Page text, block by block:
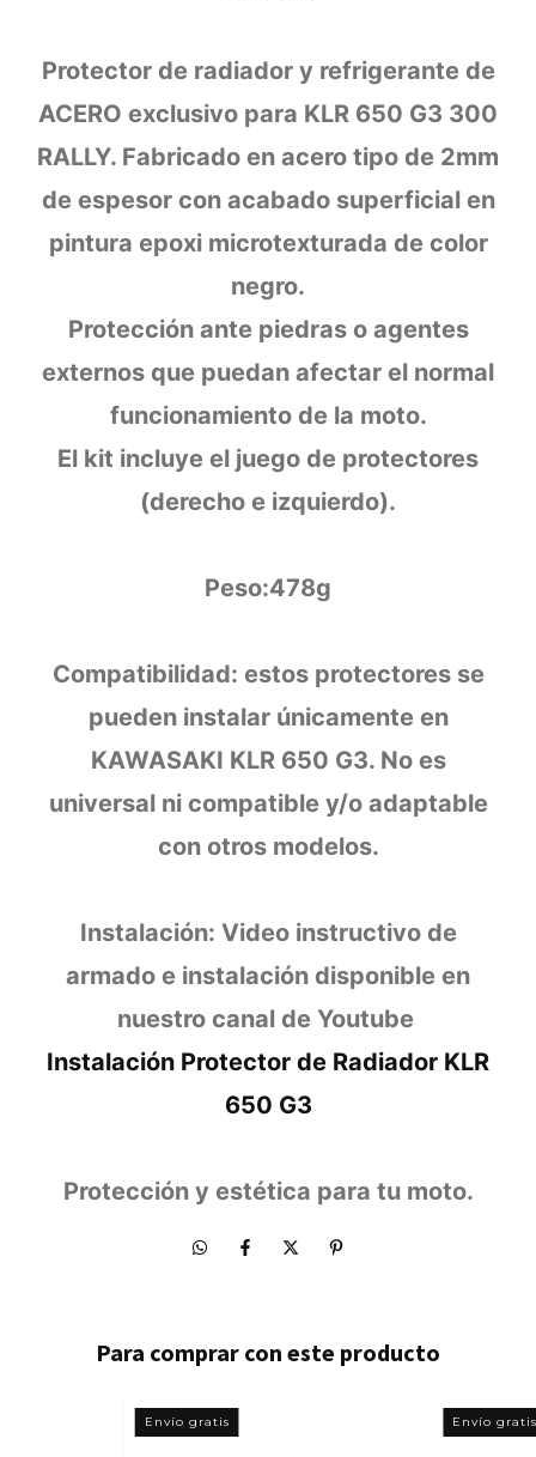
Protector de radiador y refrigerante de
ACERO exclusivo para KLR 650 G3 300
RALLY. Fabricado en acero tipo de 2mm
de espesor con acabado superficial en
pintura epoxi microtexturada de color
negro.
Protección ante piedras o agentes
externos que puedan afectar el normal
funcionamiento de la moto.
El kit incluye el juego de protectores
(derecho e izquierdo).
Peso:478g
Compatibilidad: estos protectores se
pueden instalar únicamente en
KAWASAKI KLR 650 G3. No es
universal ni compatible y/o adaptable
con otros modelos.
Instalación: Video instructivo de
armado e instalación disponible en
nuestro canal de Youtube
Instalación Protector de Radiador KLR
650 G3
Protección y estética para tu moto.
Para comprar con este producto
Envío gratis Envío